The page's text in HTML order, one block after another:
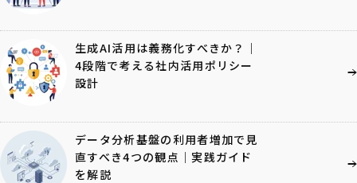
生成AI活用は義務化すべきか？｜
4段階で考える社内活用ポリシー
設計
データ分析基盤の利用者増加で見
直すべき4つの観点｜実践ガイド
を解説